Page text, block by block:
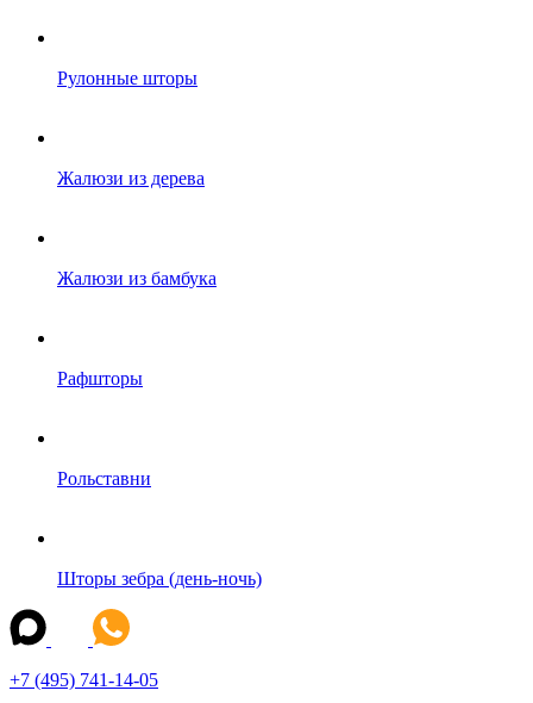
Рулонные шторы
Жалюзи из дерева
Жалюзи из бамбука
Рафшторы
Рольставни
Шторы зебра (день-ночь)
+7 (495) 741-14-05